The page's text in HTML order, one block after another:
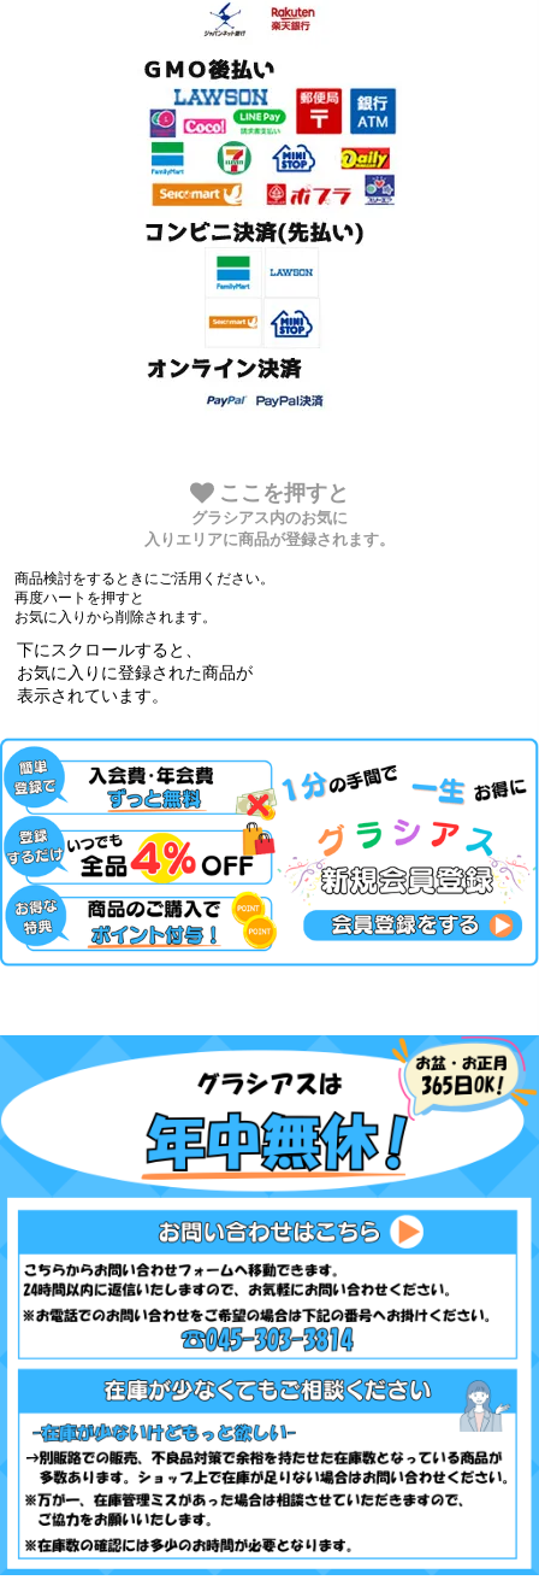
ここを押すと
グラシアス内のお気に
入りエリアに商品が登録されます。
商品検討をするときにご活用ください。
再度ハートを押すと
お気に入りから削除されます。
下にスクロールすると、
お気に入りに登録された商品が
表示されています。